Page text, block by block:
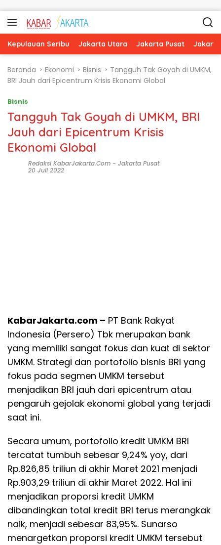
Kepulauan Seribu Jakarta Utara Jakarta Pusat
Beranda Ekonomi Bisnis
Tangguh Tak Goyah di UMKM,
BRI Jauh dari Epicentrum Krisis Ekonomi Global
Bisnis
Tangguh Tak Goyah di UMKM, BRI
Jauh dari Epicentrum Krisis
Ekonomi Global
Redaksi KabarJakarta.com - Jakarta Pusat
20 Juli 2022
KabarJakarta.com – PT Bank Rakyat
Indonesia (Persero) Tbk merupakan bank
yang memiliki sangat fokus dan kuat di sektor
UMKM. Strategi dan portofolio bisnis BRI yang
fokus pada segmen UMKM tersebut
menjadikan BRI jauh dari epicentrum atau
pengaruh gejolak ekonomi global yang terjadi
saat ini.
Secara umum, portofolio kredit UMKM BRI
tercatat tumbuh sebesar 9,24% yoy, dari
Rp.826,85 triliun di akhir Maret 2021 menjadi
Rp.903,29 triliun di akhir Maret 2022. Hal ini
menjadikan proporsi kredit UMKM
dibandingkan total kredit BRI terus merangkak
naik, menjadi sebesar 83,95%. Sunarso
menargetkan proporsi kredit UMKM tersebut